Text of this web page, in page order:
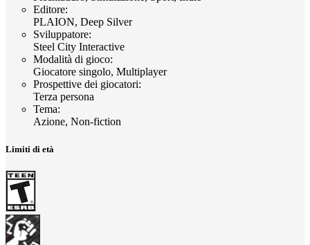
Editore:
PLAION, Deep Silver
Sviluppatore:
Steel City Interactive
Modalità di gioco:
Giocatore singolo, Multiplayer
Prospettive dei giocatori:
Terza persona
Tema:
Azione, Non-fiction
Limiti di età